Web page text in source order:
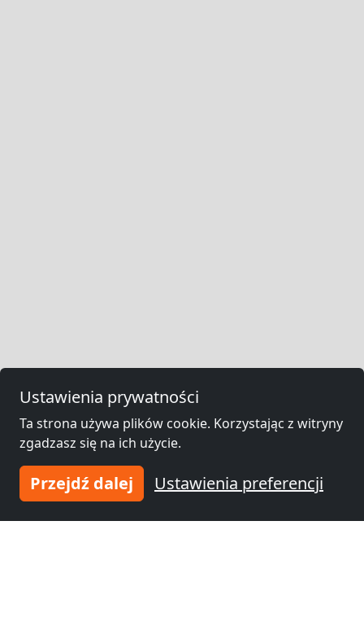
Ustawienia prywatności
Ta strona używa plików cookie. Korzystając z witryny
zgadzasz się na ich użycie.
Przejdź dalej Ustawienia preferencji